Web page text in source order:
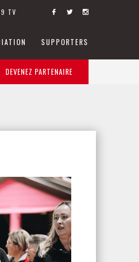
TV
SUPPORTERS
DEVENEZ PARTENAIRE